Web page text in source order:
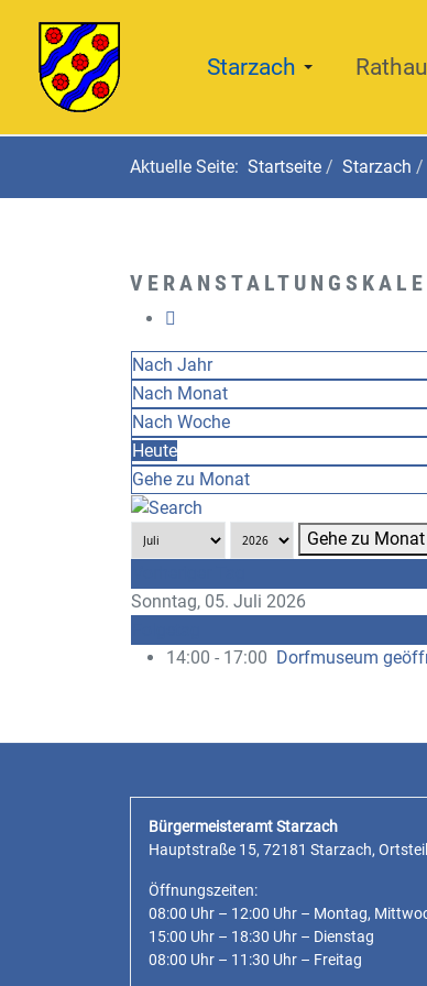
Starzach
Aktuelle Seite: Startseite Starzach
Nach Jahr
Nach Monat
Nach Woche
Heute
Gehe zu Monat
Gehe zu Monat
Sonntag, 05. Juli 2026
14:00 - 17:00 Dorfmuseum
Bürgermeisteramt Starzach
Hauptstraße 15, 72181 Starzach,
Öffnungszeiten:
08:00 Uhr – 12:00 Uhr – Montag,
15:00 Uhr – 18:30 Uhr – Dienstag
08:00 Uhr – 11:30 Uhr – Freitag